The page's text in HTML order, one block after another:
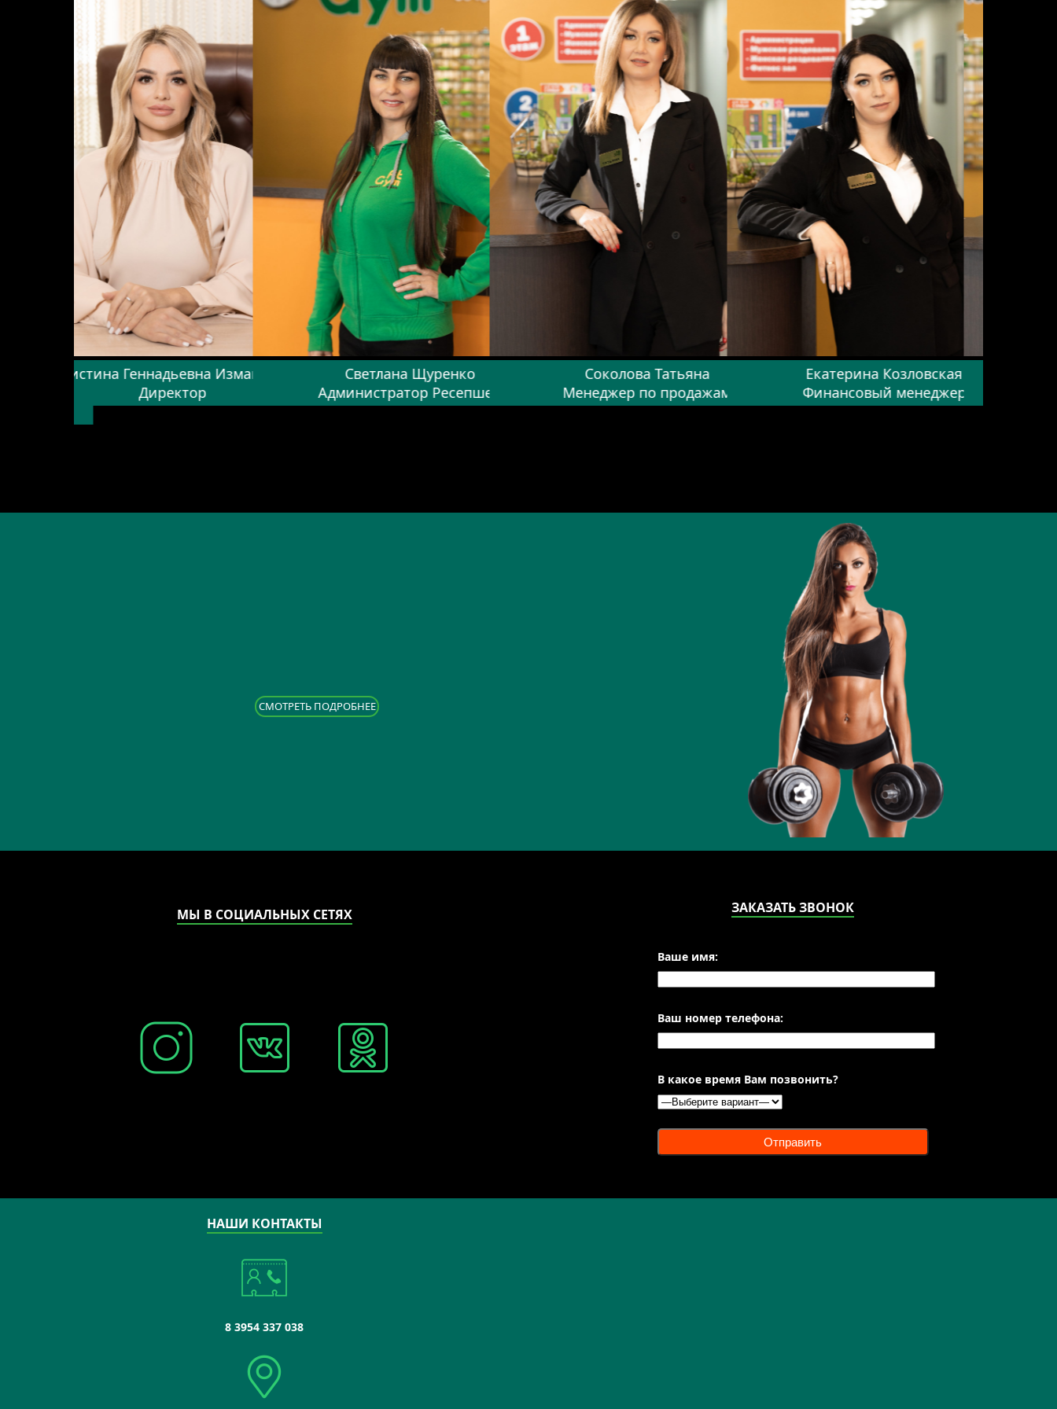
Кристина Геннадьевна Измайлова
Директор
Светлана Щуренко
Администратор Ресепшен
Соколова Татьяна
Менеджер по продажам
Екатерина Козловская
Финансовый менеджер
CМОТРЕТЬ ПОДРОБНЕЕ
МЫ В СОЦИАЛЬНЫХ СЕТЯХ ЗАКАЗАТЬ ЗВОНОК
Ваше имя:
Ваш номер телефона:
В какое время Вам позвонить?
Отправить
НАШИ КОНТАКТЫ
8 3954 337 038